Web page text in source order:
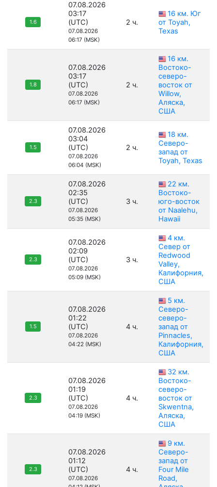
1.6
07.08.2026
03:17
(UTC)
07.08.2026
06:17 (MSK)
2 ч.
16 км. Юг
от Toyah,
Texas
1.8
07.08.2026
03:17
(UTC)
07.08.2026
06:17 (MSK)
2 ч.
16 км.
Востоко-
северо-
восток от
Willow,
Аляска,
США
1.5
07.08.2026
03:04
(UTC)
07.08.2026
06:04 (MSK)
2 ч.
18 км.
Северо-
запад от
Toyah, Texas
2.3
07.08.2026
02:35
(UTC)
07.08.2026
05:35 (MSK)
3 ч.
22 км.
Востоко-
юго-восток
от Naalehu,
Hawaii
2.3
07.08.2026
02:09
(UTC)
07.08.2026
05:09 (MSK)
3 ч.
4 км.
Север от
Redwood
Valley,
Калифорния,
США
1.5
07.08.2026
01:22
(UTC)
07.08.2026
04:22 (MSK)
4 ч.
5 км.
Северо-
северо-
запад от
Pinnacles,
Калифорния,
США
2.3
07.08.2026
01:19
(UTC)
07.08.2026
04:19 (MSK)
4 ч.
32 км.
Востоко-
северо-
восток от
Skwentna,
Аляска,
США
2.3
07.08.2026
01:12
(UTC)
07.08.2026
4 ч.
9 км.
Северо-
запад от
Four Mile
Road,